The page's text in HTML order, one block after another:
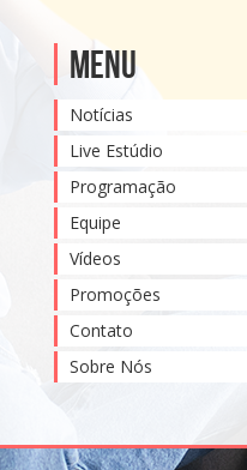
Menu
Notícias
Live Estúdio
Programação
Equipe
Vídeos
Promoções
Contato
Sobre Nós